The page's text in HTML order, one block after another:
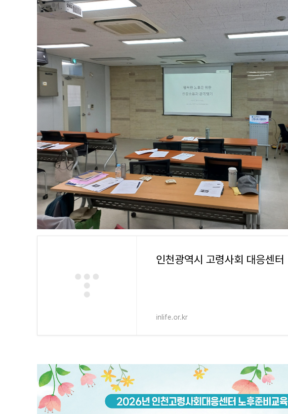
인천광역시 고령사회 대응센터
inlife.or.kr